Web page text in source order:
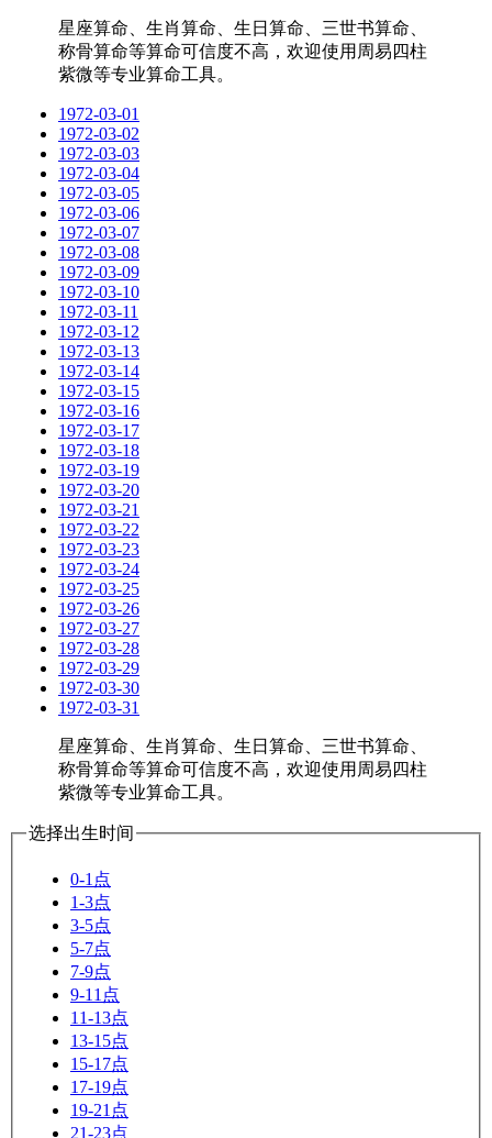
星座算命、生肖算命、生日算命、三世书算命、
称骨算命等算命可信度不高，欢迎使用周易四柱
紫微等专业算命工具。
1972-03-01
1972-03-02
1972-03-03
1972-03-04
1972-03-05
1972-03-06
1972-03-07
1972-03-08
1972-03-09
1972-03-10
1972-03-11
1972-03-12
1972-03-13
1972-03-14
1972-03-15
1972-03-16
1972-03-17
1972-03-18
1972-03-19
1972-03-20
1972-03-21
1972-03-22
1972-03-23
1972-03-24
1972-03-25
1972-03-26
1972-03-27
1972-03-28
1972-03-29
1972-03-30
1972-03-31
星座算命、生肖算命、生日算命、三世书算命、
称骨算命等算命可信度不高，欢迎使用周易四柱
紫微等专业算命工具。
选择出生时间
0-1点
1-3点
3-5点
5-7点
7-9点
9-11点
11-13点
13-15点
15-17点
17-19点
19-21点
21-23点